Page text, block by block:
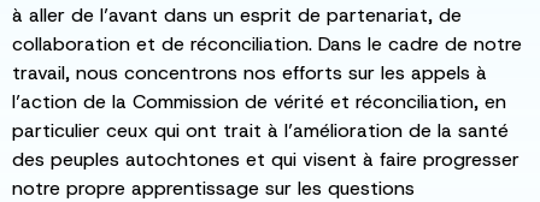
à aller de l’avant dans un esprit de partenariat, de
collaboration et de réconciliation. Dans le cadre de notre
travail, nous concentrons nos efforts sur les appels à
l’action de la Commission de vérité et réconciliation, en
particulier ceux qui ont trait à l’amélioration de la santé
des peuples autochtones et qui visent à faire progresser
notre propre apprentissage sur les questions